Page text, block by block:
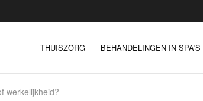
THUISZORG BEHANDELINGEN IN SPA'S
werkelijkheid?